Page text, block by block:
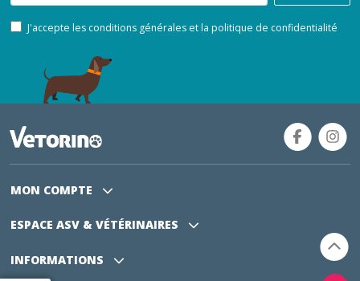
J'accepte les conditions générales et la politique de confidentialité
MON COMPTE
ESPACE ASV & VÉTÉRINAIRES
INFORMATIONS